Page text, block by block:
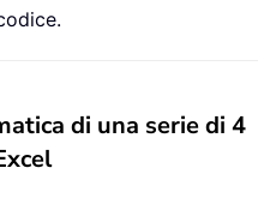
di una serie di 4